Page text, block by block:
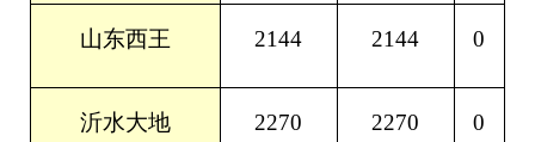
山东西王 2144 2144 0
沂水大地 2270 2270 0